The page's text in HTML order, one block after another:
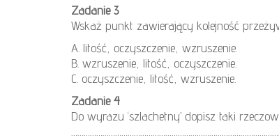
Zadanie 3
Wskaż punkt zawierający kolejność
A. litość, oczyszczenie, wzruszenie.
B. wzruszenie, litość, oczyszczenie.
C. oczyszczenie, litość, wzruszenie.
Zadanie 4
Do wyrazu ‘szlachetny’ dopisz taki